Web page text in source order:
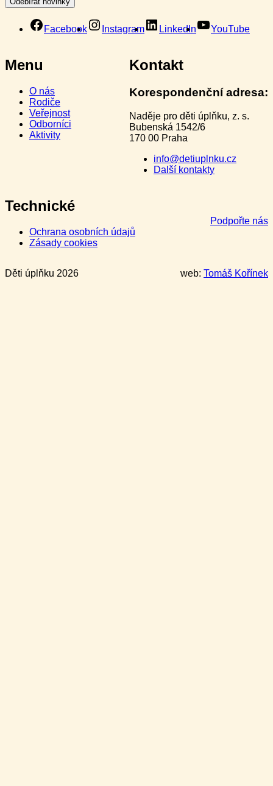
Facebook Instagram LinkedIn YouTube
Menu
O nás
Rodiče
Veřejnost
Odborníci
Aktivity
Kontakt
Korespondenční adresa:
Naděje pro děti úplňku, z. s.
Bubenská 1542/6
170 00 Praha
info@detiuplnku.cz
Další kontakty
Technické
Ochrana osobních údajů
Zásady cookies
Podpořte nás
Děti úplňku 2026 web: Tomáš Kořínek